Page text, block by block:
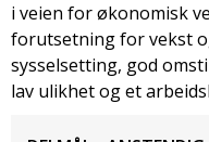
i veien for økonomisk
forutsetning for vekst
sysselsetting, god
lav ulikhet og et